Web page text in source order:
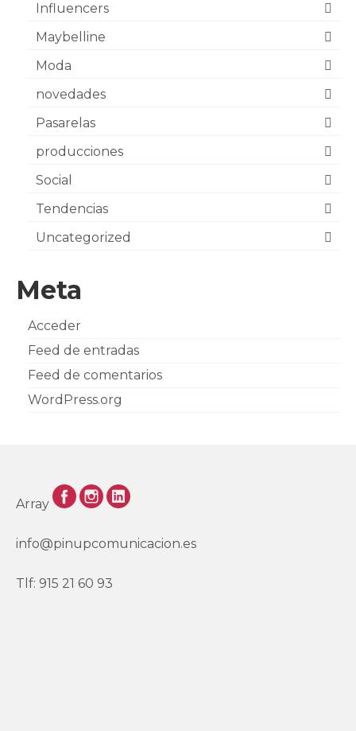
Influencers
Maybelline
Moda
novedades
Pasarelas
producciones
Social
Tendencias
Uncategorized
Meta
Acceder
Feed de entradas
Feed de comentarios
WordPress.org
Array
info@pinupcomunicacion.es
Tlf: 915 21 60 93